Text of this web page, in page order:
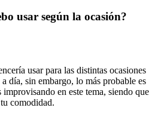
usar según la ocasión?
usar para las distintas ocasiones
día, sin embargo, lo más probable es
improvisando en este tema, siendo que
comodidad.